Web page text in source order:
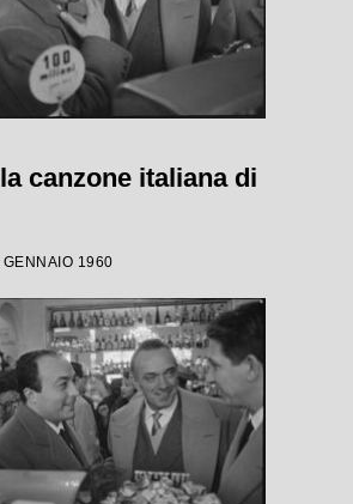
canzone italiana di
1960